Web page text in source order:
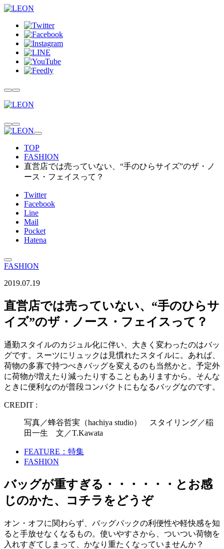
TOP
FASHION
直営店では売っていない、“手のひらサイズ”のザ・ノ
ース・フェイスって？
Twitter
Facebook
Line
Mail
Pocket
Hatena
FASHION
2019.07.19
直営店では売っていない、“手のひらサ
イズ”のザ・ノース・フェイスって？
通勤スタイルのカジュル化に伴い、大きく変わったのはバッ
グです。スーツにリュックは見慣れたスタイルに。あれば、
荷物の多寡で持つべきバッグを変えるのも当然かと。予定外
に荷物が増えたり減ったりすることもありますから。そんな
ときに便利なのが普段コンパクトにもなるバッグなのです。
CREDIT :
写真／蜂谷哲実（hachiya studio） スタイリング／稲
田一生 文／T.Kawata
FEATURE：特集
FASHION
バッグが重すぎる・・・・・・とお感
じのかた、コチラをどうぞ
オン・オフに関わらず、バッグパックの利便性や軽快感を知
ると手放せなくなるもの。使いやすさから、ついつい荷物を
入れすぎてしまって、かなり重たくなっていませんか？